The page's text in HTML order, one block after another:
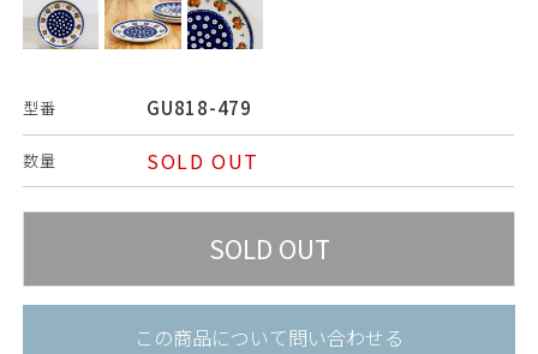
型番 GU818-479
数量 SOLD OUT
この商品について問い合わせる